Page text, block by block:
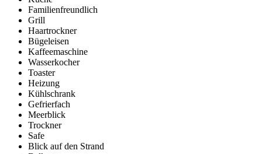
Familienfreundlich
Grill
Haartrockner
Bügeleisen
Kaffeemaschine
Wasserkocher
Toaster
Heizung
Kühlschrank
Gefrierfach
Meerblick
Trockner
Safe
Blick auf den Strand